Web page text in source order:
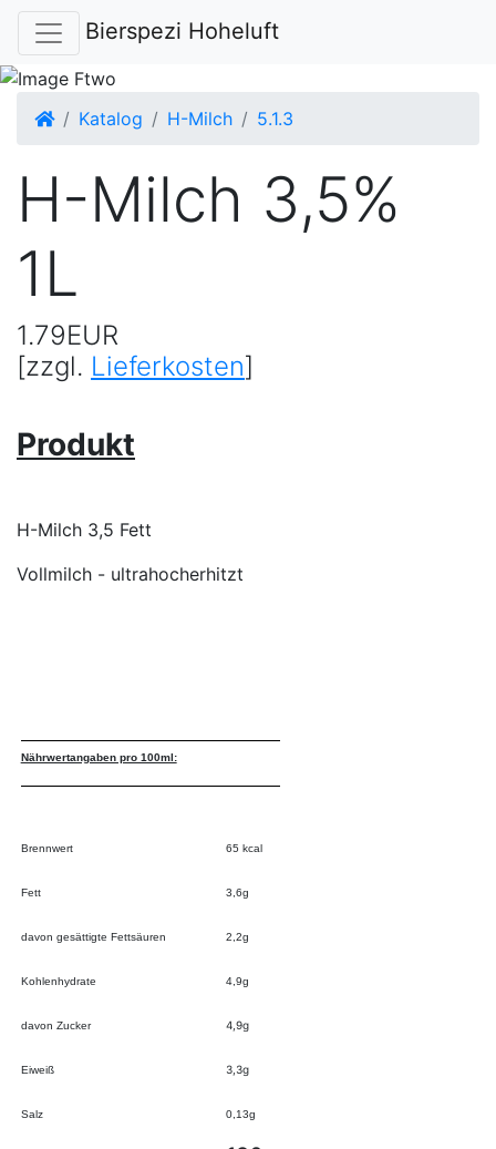
Bierspezi Hoheluft
Startseite
Katalog H-Milch 5.1.3
H-Milch 3,5%
1L
1.79EUR
[zzgl. Lieferkosten]
Produkt
H-Milch 3,5 Fett
Vollmilch - ultrahocherhitzt
Nährwertangaben pro 100ml:
Brennwert 65 kcal
Fett 3,6g
davon gesättigte Fettsäuren 2,2g
Kohlenhydrate 4,9g
davon Zucker 4,9g
Eiweiß 3,3g
Salz 0,13g